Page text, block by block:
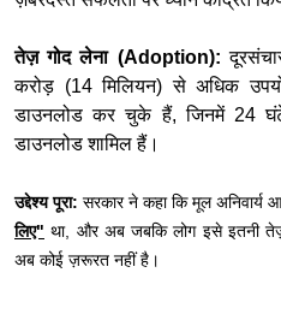
तेज़ गोद लेना (Adoption):
करोड़ (14 मिलियन) से अधिक
डाउनलोड कर चुके हैं, जिनमें 24
डाउनलोड शामिल हैं।
उद्देश्य पूरा: सरकार ने कहा कि मूल
लिए" था, और अब जबकि लोग इसे इतनी
अब कोई ज़रूरत नहीं है।